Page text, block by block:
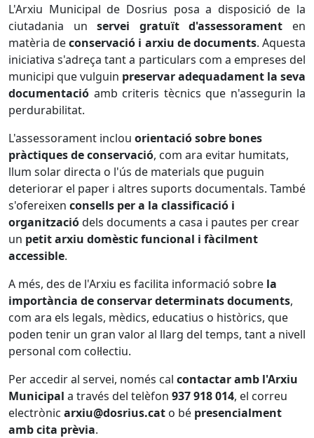
L'Arxiu Municipal de Dosrius posa a disposició de la
ciutadania unservei gratuït d'assessorament en
matèria deconservació i arxiu de documents. Aquesta
iniciativa s'adreça tant a particulars com a empreses del
municipi que vulguin preservar adequadament la seva
documentació amb criteris tècnics que n'assegurin la
perdurabilitat.
L'assessorament inclou orientació sobre bones
pràctiques de conservació, com ara evitar humitats,
llum solar directa o l'ús de materials que puguin
deteriorar el paper i altres suports documentals. També
s'ofereixen consells per a la classificació i
organitzaciódels documents a casa i pautes per crear
un petit arxiu domèstic funcional i fàcilment
accessible.
A més, des de l'Arxiu es facilita informació sobre la
importància de conservar determinats documents,
com ara els legals, mèdics, educatius o històrics, que
poden tenir un gran valor al llarg del temps, tant a nivell
personal com col·lectiu.
Per accedir al servei, només cal contactar amb l'Arxiu
Municipal a través del telèfon 937 918 014, el correu
electrònic arxiu@dosrius.cat o bé presencialment
amb cita prèvia.